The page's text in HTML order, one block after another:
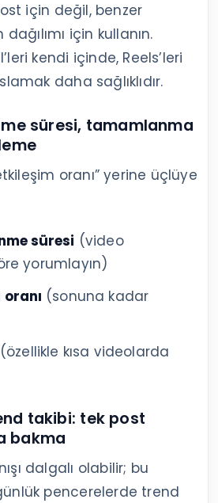
için değil, benzer
için kullanın.
kendi içinde, Reels’leri
daha sağlıklıdır.
süresi, tamamlanma
oranı” yerine üçlüye
süresi (video
yorumlayın)
(sonuna kadar
kısa videolarda
takibi: tek post
bakma
dalgalı olabilir; bu
pencerelerde trend